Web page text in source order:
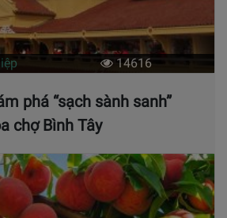
14616
phá “sạch sành sanh”
chợ Bình Tây